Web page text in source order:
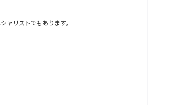
ャリストでもあります。